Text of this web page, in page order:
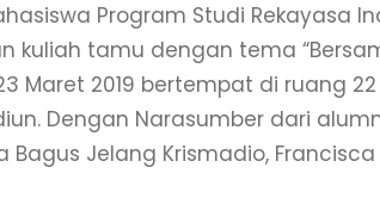
Program Studi Rekayasa
kuliah tamu dengan tema
Maret 2019 bertempat di ruang
Dengan Narasumber dari
Bagus Jelang Krismadio,